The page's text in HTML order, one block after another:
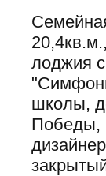
лоджия
школы,
Победы,